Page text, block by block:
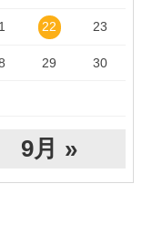
22 23
29 30
9月 »